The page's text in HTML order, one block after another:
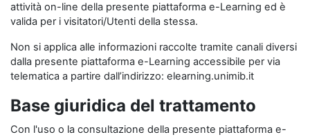
attività on-line della presente piattaforma e-Learning ed è
valida per i visitatori/Utenti della stessa.
Non si applica alle informazioni raccolte tramite canali diversi
dalla presente piattaforma e-Learning accessibile per via
telematica a partire dall’indirizzo: elearning.unimib.it
Base giuridica del trattamento
Con l'uso o la consultazione della presente piattaforma e-